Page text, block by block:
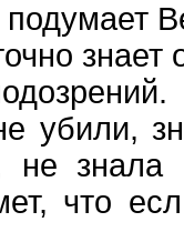
подумает
убили,
не
что